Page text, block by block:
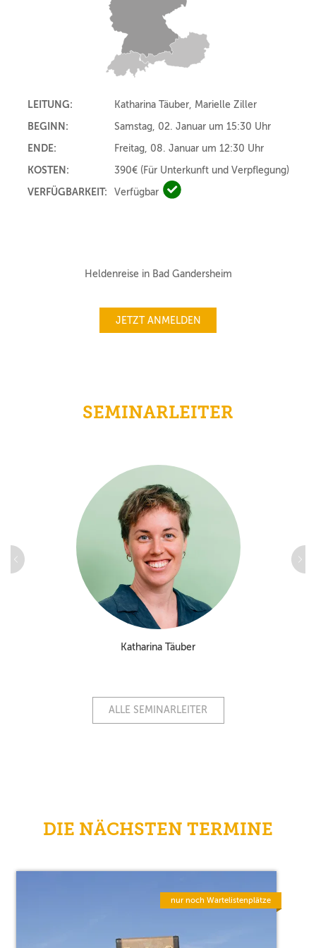
LEITUNG:
Katharina Täuber, Marielle Ziller
BEGINN:
Samstag, 02. Januar um 15:30 Uhr
ENDE:
Freitag, 08. Januar um 12:30 Uhr
KOSTEN:
390€ (Für Unterkunft und Verpflegung)
VERFÜGBARKEIT:
Verfügbar Verfügbar
Heldenreise in Bad Gandersheim
JETZT ANMELDEN
SEMINARLEITER
Katharina Täuber
ALLE SEMINARLEITER
DIE NÄCHSTEN TERMINE
nur noch Wartelistenplätze